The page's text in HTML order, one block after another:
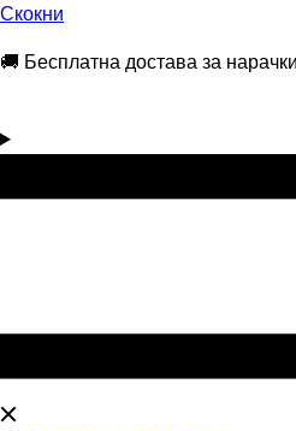
Скокни
🚚 Бесплатна достава за